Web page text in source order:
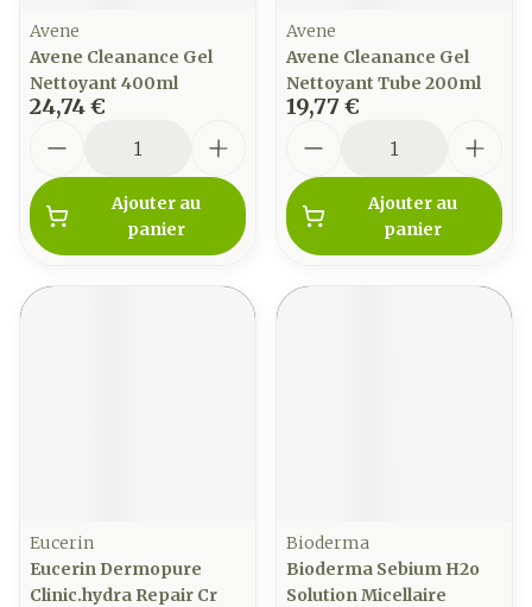
Avene
Avene Cleanance Gel
Nettoyant 400ml
24,74 €
Ajouter au
panier
Avene
Avene Cleanance Gel
Nettoyant Tube 200ml
19,77 €
Ajouter au
panier
Eucerin
Eucerin Dermopure
Clinic.hydra Repair Cr
Bioderma
Bioderma Sebium H2o
Solution Micellaire